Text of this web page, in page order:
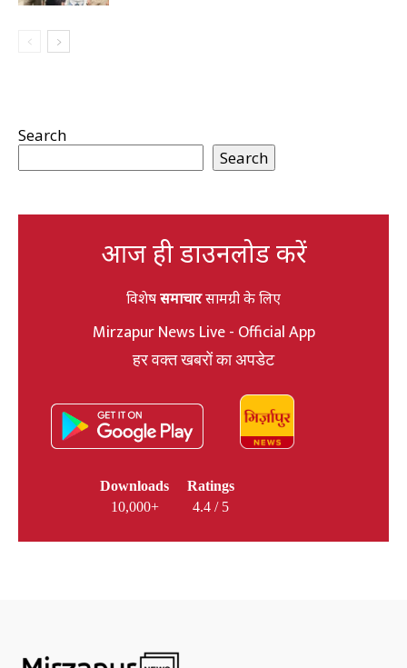
Search
Search
आज ही डाउनलोड करें
विशेषसमाचारसामग्री के लिए
Mirzapur News Live - Official App
हर वक्त खबरों का अपडेट
Downloads
10,000+
Ratings
4.4 / 5